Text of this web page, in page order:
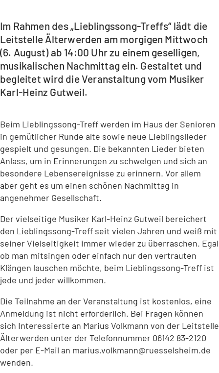
Im Rahmen des „Lieblingssong-Treffs“ lädt die
Leitstelle Älterwerden am morgigen Mittwoch
(6. August) ab 14:00 Uhr zu einem geselligen,
musikalischen Nachmittag ein. Gestaltet und
begleitet wird die Veranstaltung vom Musiker
Karl-Heinz Gutweil.
Beim Lieblingssong-Treff werden im Haus der Senioren
in gemütlicher Runde alte sowie neue Lieblingslieder
gespielt und gesungen. Die bekannten Lieder bieten
Anlass, um in Erinnerungen zu schwelgen und sich an
besondere Lebensereignisse zu erinnern. Vor allem
aber geht es um einen schönen Nachmittag in
angenehmer Gesellschaft.
Der vielseitige Musiker Karl-Heinz Gutweil bereichert
den Lieblingssong-Treff seit vielen Jahren und weiß mit
seiner Vielseitigkeit immer wieder zu überraschen. Egal
ob man mitsingen oder einfach nur den vertrauten
Klängen lauschen möchte, beim Lieblingssong-Treff ist
jede und jeder willkommen.
Die Teilnahme an der Veranstaltung ist kostenlos, eine
Anmeldung ist nicht erforderlich. Bei Fragen können
sich Interessierte an Marius Volkmann von der Leitstelle
Älterwerden unter der Telefonnummer 06142 83-2120
oder per E-Mail an marius.volkmann ruesselsheim de
wenden.